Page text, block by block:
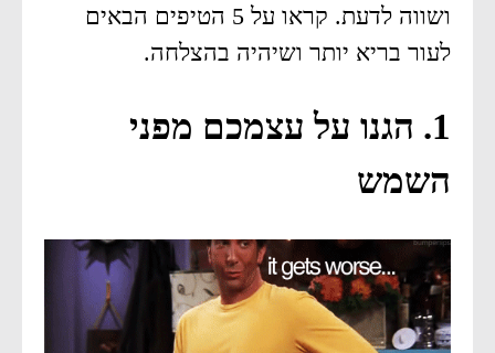
ושווה לדעת. קראו על 5 הטיפים הבאים
לעור בריא יותר ושיהיה בהצלחה.
1. הגנו על עצמכם מפני
השמש